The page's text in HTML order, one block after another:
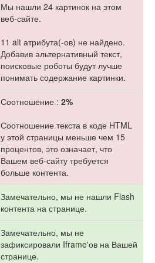
Мы нашли 24 картинок на этом
веб-сайте.
11 alt атрибута(-ов) не найдено.
Добавив альтернативный текст,
поисковые роботы будут лучше
понимать содержание картинки.
Соотношение : 2%
Соотношение текста в коде HTML
у этой страницы меньше чем 15
процентов, это означает, что
Вашем веб-сайту требуется
больше контента.
Замечательно, мы не нашли Flash
контента на странице.
Замечательно, мы не
зафиксировали Iframe'ов на Вашей
странице.